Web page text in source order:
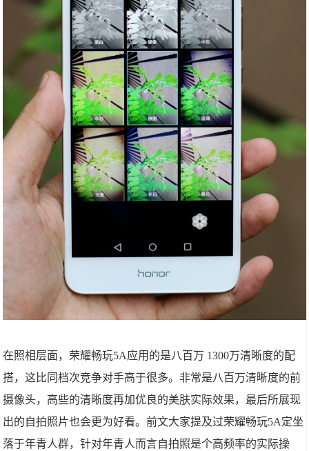
在照相层面，荣耀畅玩5A应用的是八百万 1300万清晰度的配
搭，这比同档次竞争对手高于很多。非常是八百万清晰度的前
摄像头，高些的清晰度再加优良的美肤实际效果，最后所展现
出的自拍照片也会更为好看。前文大家提及过荣耀畅玩5A定坐
落于年青人群，针对年青人而言自拍照是个高频率的实际操